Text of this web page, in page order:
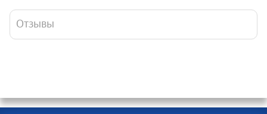
Отзывы